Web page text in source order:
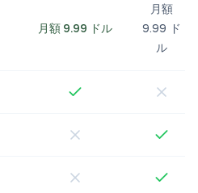
月額 9.99 ドル
月額
9.99 ド
ル